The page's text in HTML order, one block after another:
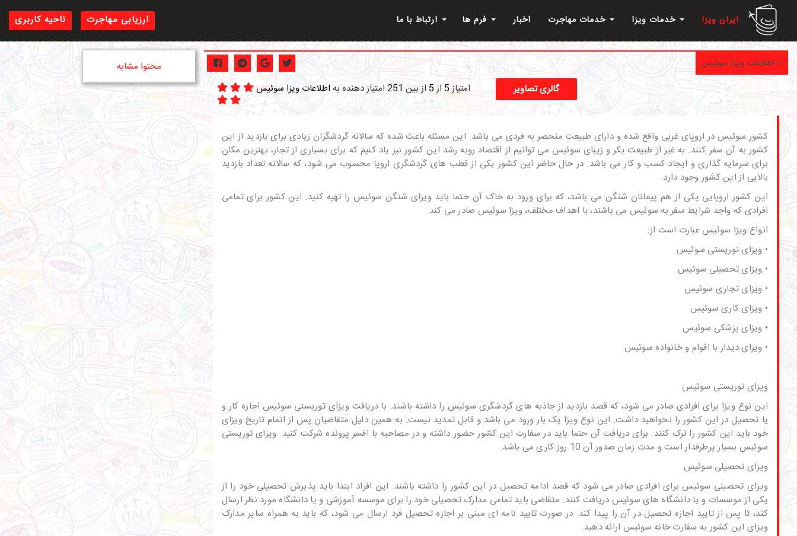
ناحیه کاربری ارزیابی مهاجرت ایران ویزا اخبار
امتیاز5 از5 از بین 251 امتیاز دهنده به اطلاعات ویزا سوئیس
کشور سوئیس در اروپای غربی واقع شده و دارای طبیعت منحصر به فردی می باشد. این مسئله باعث شده که سالانه گردشگران زیادی برای بازدید از این
کشور به آن سفر کنند. به غیر از طبیعت بکر و زیبای سوئیس می توانیم از اقتصاد روبه رشد این کشور نیز یاد کنیم که برای بسیاری از تجار، بهترین مکان
برای سرمایه گذاری و ایجاد کسب و کار می باشد. در حال حاضر این کشور یکی از قطب های گردشگری اروپا محسوب می شود، که سالانه تعداد بازدید
بالایی از این کشور وجود دارد.
این کشور اروپایی یکی از هم پیمانان شنگن می باشد، که برای ورود به خاک آن حتما باید ویزای شنگن سوئیس را تهیه کنید. این کشور برای تمامی
افرادی که واجد شرایط سفر به سوئیس می باشند، با اهداف مختلف، ویزا سوئیس صادر می کند.
انواع ویزا سوئیس عبارت است از:
• ویزای توریستی سوئیس
• ویزای تحصیلی سوئیس
• ویزای تجاری سوئیس
• ویزای کاری سوئیس
• ویزای پزشکی سوئیس
• ویزای دیدار با اقوام و خانواده سوئیس
ویزای توریستی سوئیس
این نوع ویزا برای افرادی صادر می شود، که قصد بازدید ازجاذبه های گردشگری سوئیس را داشته باشند. با دریافت ویزای توریستی سوئیس اجازه کار و
یا تحصیل در این کشور را نخواهید داشت. این نوع ویزا یک بار ورود می باشد و قابل تمدید نیست. به همین دلیل متقاضیان پس از اتمام تاریخ ویزای
خود باید این کشور را ترک کنند. برای دریافت آن حتما باید در سفارت این کشور حضور داشته و در مصاحبه با افسر پرونده شرکت کنید. ویزای توریستی
سوئیس بسیار پرطرفدار است و مدت زمان صدور آن 10 روز کاری می باشد.
ویزای تحصیلی سوئیس
ویزای تحصیلی سوئیس برای افرادی صادر می شود که قصد ادامه تحصیل در این کشور را داشته باشند. این افراد ابتدا باید پذیرش تحصیلی خود را از
یکی از موسسات و یا دانشگاه های سوئیس دریافت کنند. متقاضی باید تمامی مدارک تحصیلی خود را برای موسسه آموزشی و یا دانشگاه مورد نظر ارسال
کند، تا پس از تایید اجازه تحصیل در آن را پیدا کند. در صورت تایید نامه ای مبنی بر اجازه تحصیل فرد ارسال می شود، که باید به همراه سایر مدارک
ویزای این کشور به سفارت خانه سوئیس ارائه دهید.
گالری تصاویر
محتوا مشابه